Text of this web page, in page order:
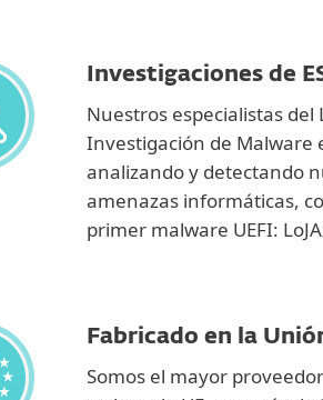
Investigaciones de
Nuestros especialistas del
Investigación de
analizando y detectando
amenazas informáticas,
primer malware UEFI:
Fabricado en la
Somos el mayor